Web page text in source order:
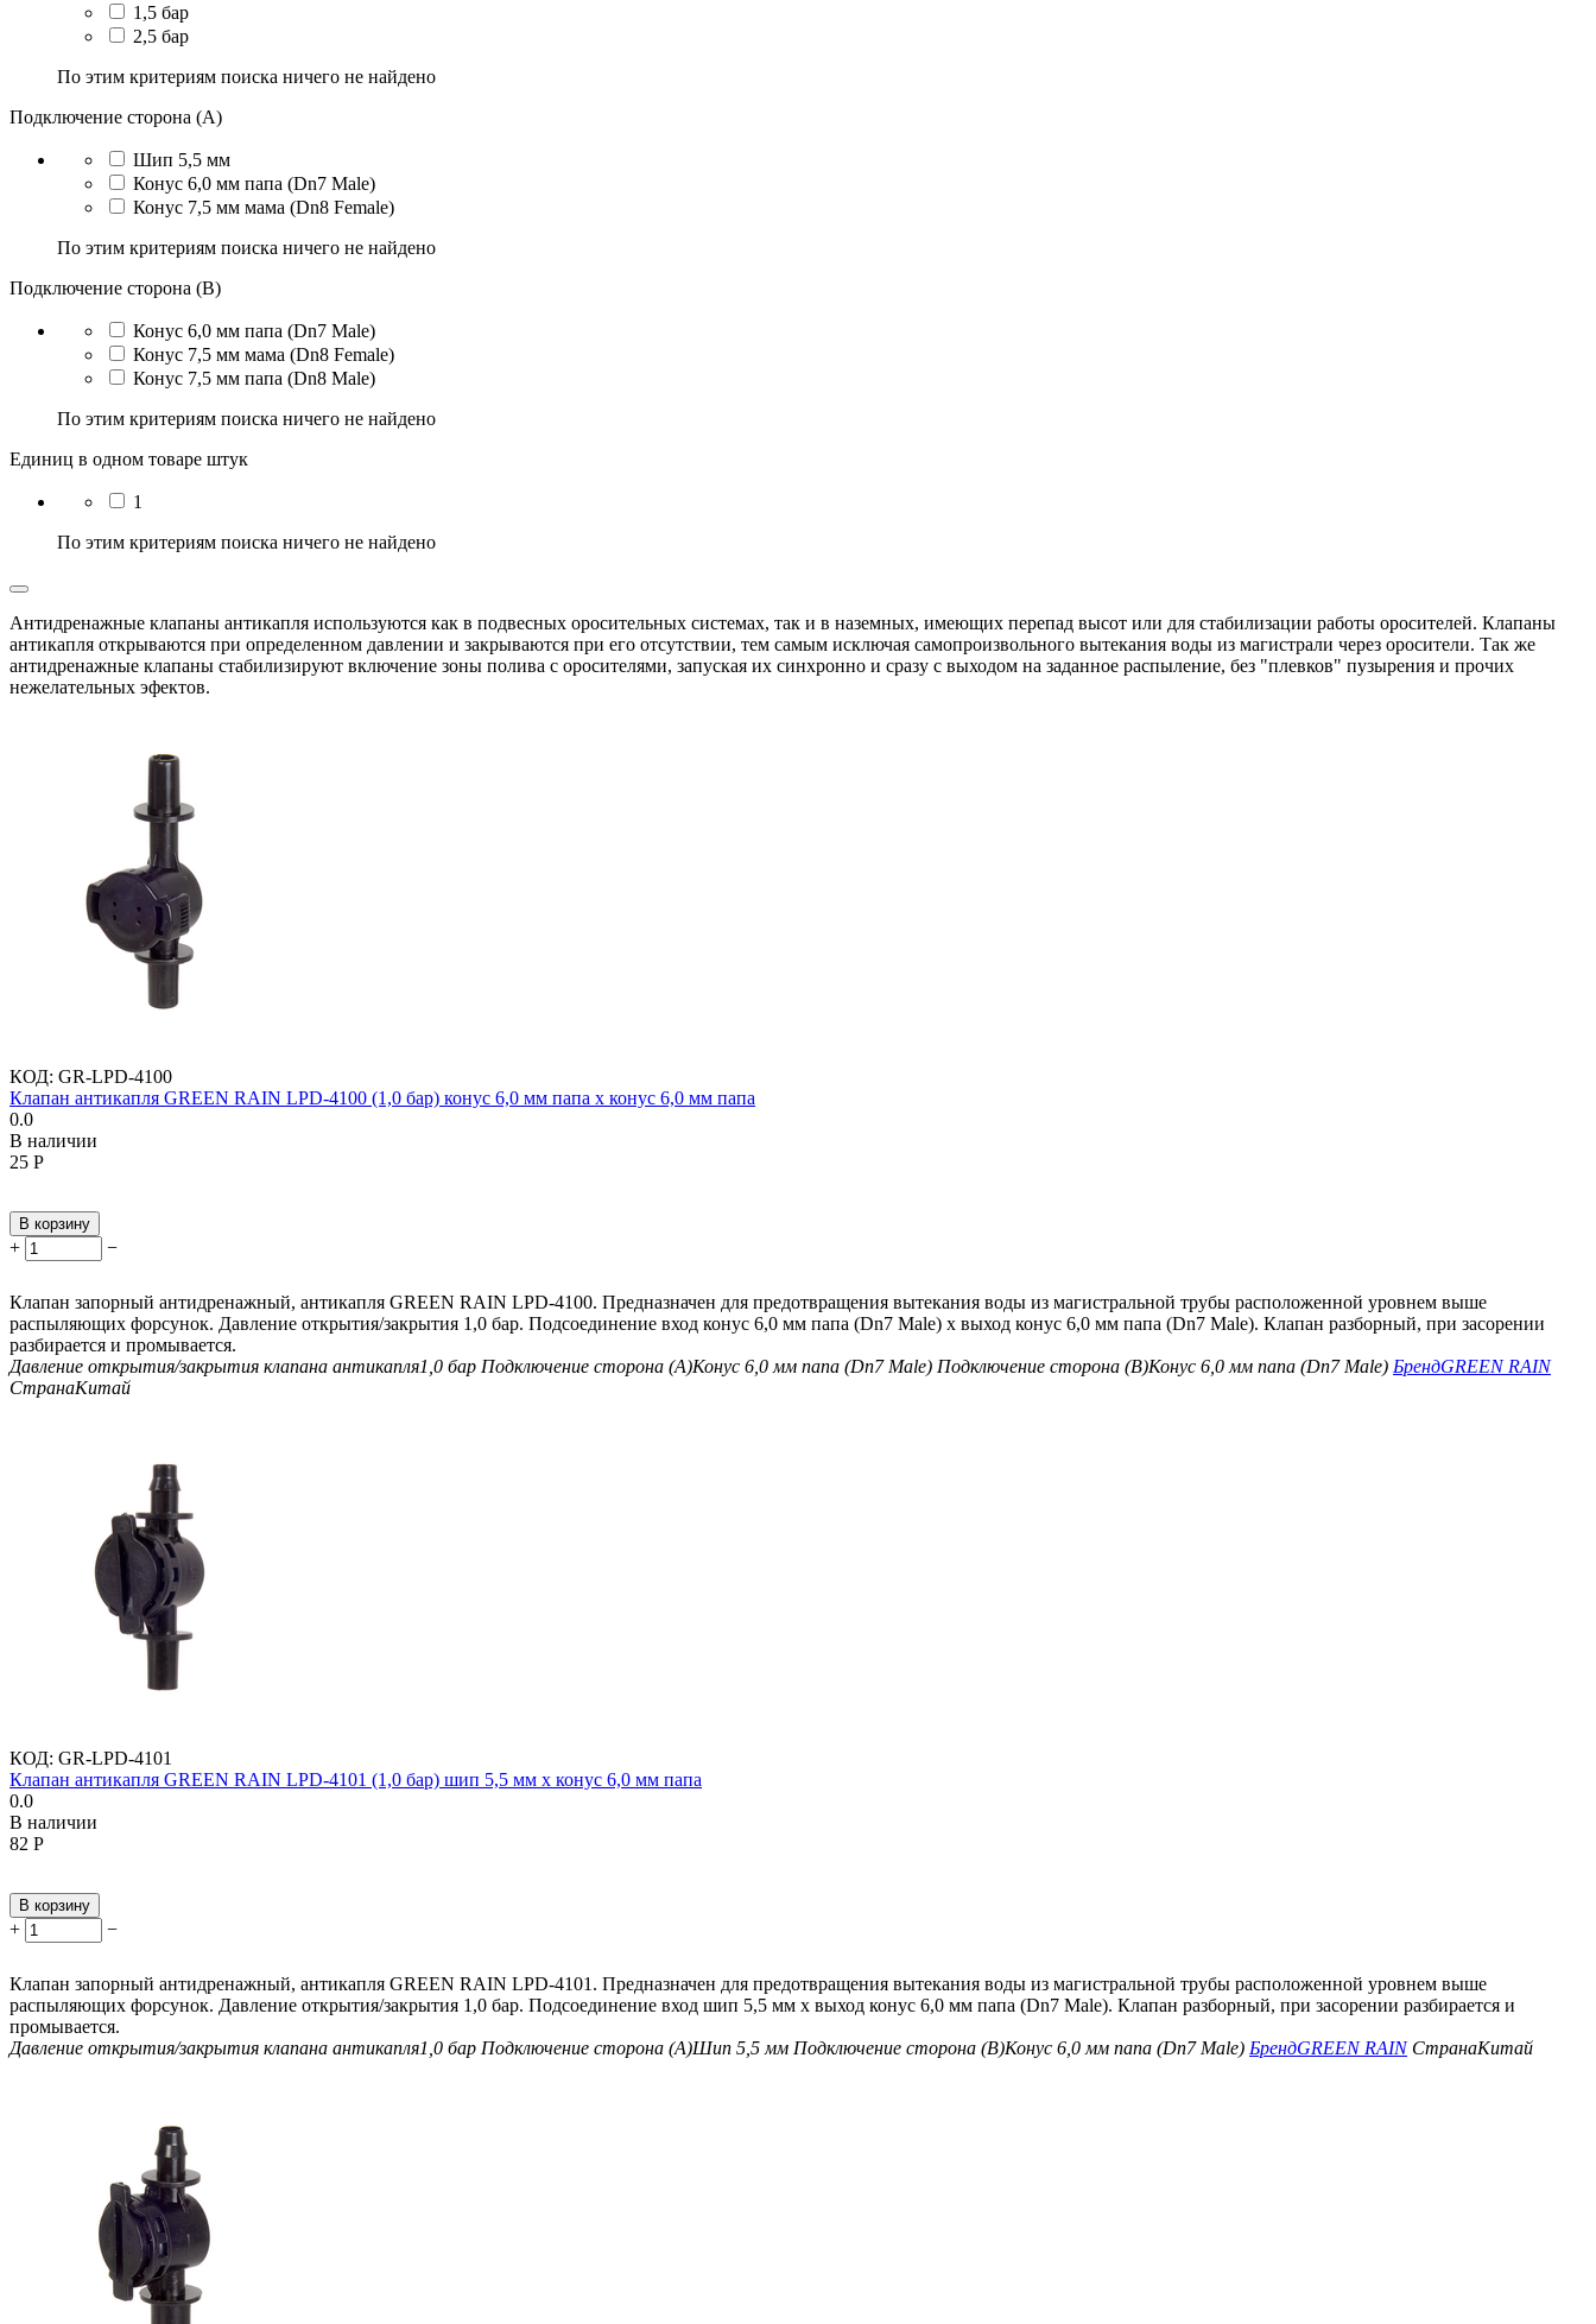
1,5 бар
2,5 бар
По этим критериям поиска ничего не найдено
Подключение сторона (A)
Шип 5,5 мм
Конус 6,0 мм папа (Dn7 Male)
Конус 7,5 мм мама (Dn8 Female)
По этим критериям поиска ничего не найдено
Подключение сторона (B)
Конус 6,0 мм папа (Dn7 Male)
Конус 7,5 мм мама (Dn8 Female)
Конус 7,5 мм папа (Dn8 Male)
По этим критериям поиска ничего не найдено
Единиц в одном товаре штук
1
По этим критериям поиска ничего не найдено
Антидренажные клапаны антикапля используются как в подвесных оросительных системах, так и в наземных, имеющих перепад высот или для стабилизации работы оросителей. Клапаны
антикапля открываются при определенном давлении и закрываются при его отсутствии, тем самым исключая самопроизвольного вытекания воды из магистрали через оросители. Так же
антидренажные клапаны стабилизируют включение зоны полива с оросителями, запуская их синхронно и сразу с выходом на заданное распыление, без "плевков" пузырения и прочих
нежелательных эфектов.
КОД: GR-LPD-4100
Клапан антикапля GREEN RAIN LPD-4100 (1,0 бар) конус 6,0 мм папа x конус 6,0 мм папа
0.0
В наличии
‍25‍ Р
В корзину
+ −
Клапан запорный антидренажный, антикапля GREEN RAIN LPD-4100. Предназначен для предотвращения вытекания воды из магистральной трубы расположенной уровнем выше
распыляющих форсунок. Давление открытия/закрытия 1,0 бар. Подсоединение вход конус 6,0 мм папа (Dn7 Male) x выход конус 6,0 мм папа (Dn7 Male). Клапан разборный, при засорении
разбирается и промывается.
Давление открытия/закрытия клапана антикапля1,0 бар Подключение сторона (A)Конус 6,0 мм папа (Dn7 Male) Подключение сторона (B)Конус 6,0 мм папа (Dn7 Male) БрендGREEN RAIN
СтранаКитай
КОД: GR-LPD-4101
Клапан антикапля GREEN RAIN LPD-4101 (1,0 бар) шип 5,5 мм x конус 6,0 мм папа
0.0
В наличии
‍82‍ Р
В корзину
+ −
Клапан запорный антидренажный, антикапля GREEN RAIN LPD-4101. Предназначен для предотвращения вытекания воды из магистральной трубы расположенной уровнем выше
распыляющих форсунок. Давление открытия/закрытия 1,0 бар. Подсоединение вход шип 5,5 мм x выход конус 6,0 мм папа (Dn7 Male). Клапан разборный, при засорении разбирается и
промывается.
Давление открытия/закрытия клапана антикапля1,0 бар Подключение сторона (A)Шип 5,5 мм Подключение сторона (B)Конус 6,0 мм папа (Dn7 Male) БрендGREEN RAIN СтранаКитай